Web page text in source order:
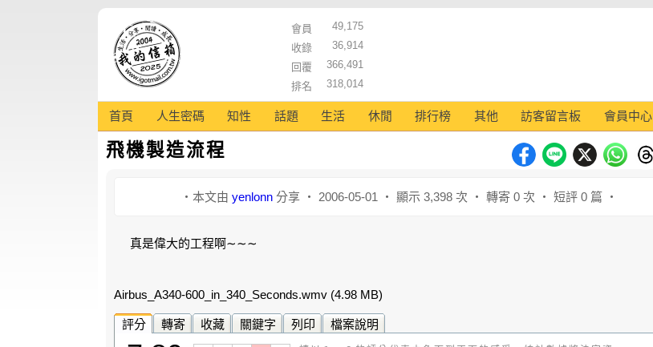
會員
49,175
收錄
36,914
回覆
366,491
排名
318,014
首頁 人生密碼 知性 話題 生活 休閒 排行榜 其他 訪客留言板 會員中心
飛機製造流程
‧本文由 yenlonn分享 ‧ 2006-05-01 ‧ 顯示 3,398 次 ‧ 轉寄 0 次 ‧ 短評 0 篇 ‧
真是偉大的工程啊∼∼∼
Airbus_A340-600_in_340_Seconds.wmv (4.98 MB)
評分 轉寄 收藏 關鍵字 列印 檔案說明